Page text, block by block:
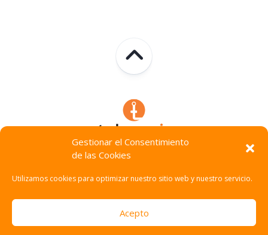
Gestionar el Consentimiento
de las Cookies
Utilizamos cookies para optimizar nuestro sitio web y nuestro servicio.
Acepto
Technocracia © 2026. Todos Los Derechos Reservados.